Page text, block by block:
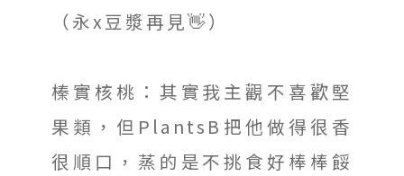
（永x豆漿再見👋）
榛實核桃：其實我主觀不喜歡堅
果類，但PlantsB把他做得很香
很順口，蒸的是不挑食好棒棒餒